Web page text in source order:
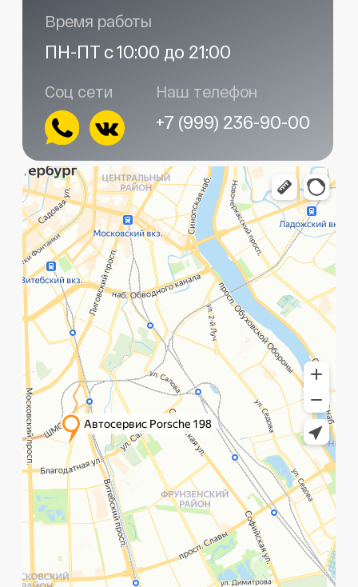
Главная Позвонить What`s app Контакты Услуги
Главная Услуги Контакты
Политика обработки данных
©️ Porsche 198. Все права защищены 2025
Разработка и маркетинг: Global Code
Санкт-Петербург,
Рощинская улица, 32Е
+7 (999) 236-90-00
ПН-ПТ
с 10:00 до 21:00